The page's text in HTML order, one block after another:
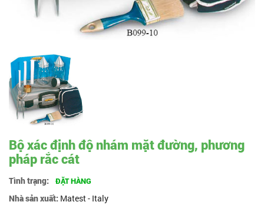
Bộ xác định độ nhám mặt đường, phương
pháp rắc cát
Tình trạng: ĐẶT HÀNG
Nhà sản xuất: Matest - Italy